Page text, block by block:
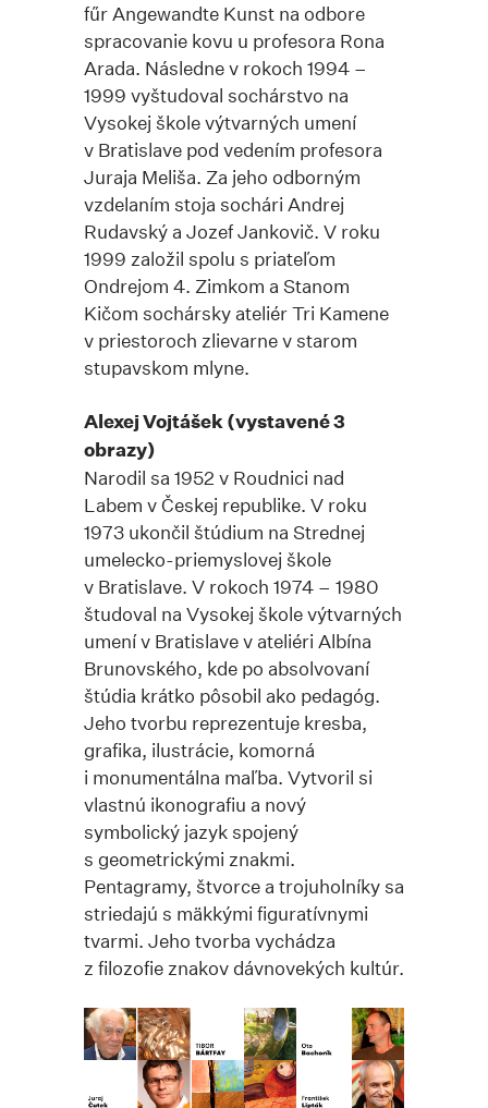
fűr Angewandte Kunst na odbore
spracovanie kovu u profesora Rona
Arada. Následne v rokoch 1994 –
1999 vyštudoval sochárstvo na
Vysokej škole výtvarných umení
v Bratislave pod vedením profesora
Juraja Meliša. Za jeho odborným
vzdelaním stoja sochári Andrej
Rudavský a Jozef Jankovič. V roku
1999 založil spolu s priateľom
Ondrejom 4. Zimkom a Stanom
Kičom sochársky ateliér Tri Kamene
v priestoroch zlievarne v starom
stupavskom mlyne.
Alexej Vojtášek (vystavené 3
obrazy)
Narodil sa 1952 v Roudnici nad
Labem v Českej republike. V roku
1973 ukončil štúdium na Strednej
umelecko-priemyslovej škole
v Bratislave. V rokoch 1974 – 1980
študoval na Vysokej škole výtvarných
umení v Bratislave v ateliéri Albína
Brunovského, kde po absolvovaní
štúdia krátko pôsobil ako pedagóg.
Jeho tvorbu reprezentuje kresba,
grafika, ilustrácie, komorná
i monumentálna maľba. Vytvoril si
vlastnú ikonografiu a nový
symbolický jazyk spojený
s geometrickými znakmi.
Pentagramy, štvorce a trojuholníky sa
striedajú s mäkkými figuratívnymi
tvarmi. Jeho tvorba vychádza
z filozofie znakov dávnovekých kultúr.